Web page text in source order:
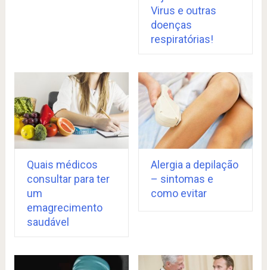
Virus e outras
doenças
respiratórias!
Quais médicos
consultar para ter
um
emagrecimento
saudável
Alergia a depilação
– sintomas e
como evitar